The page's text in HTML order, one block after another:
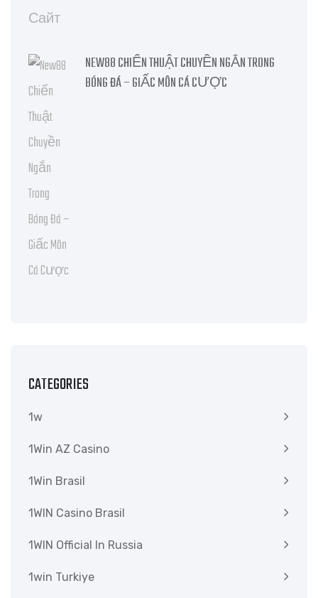
NEW88 CHIẾN THUẬT CHUYỀN NGẮN TRONG
BÓNG ĐÁ – GIẤC MÔN CÁ CƯỢC
CATEGORIES
1w
1Win AZ Casino
1Win Brasil
1WIN Casino Brasil
1WIN Official In Russia
1win Turkiye